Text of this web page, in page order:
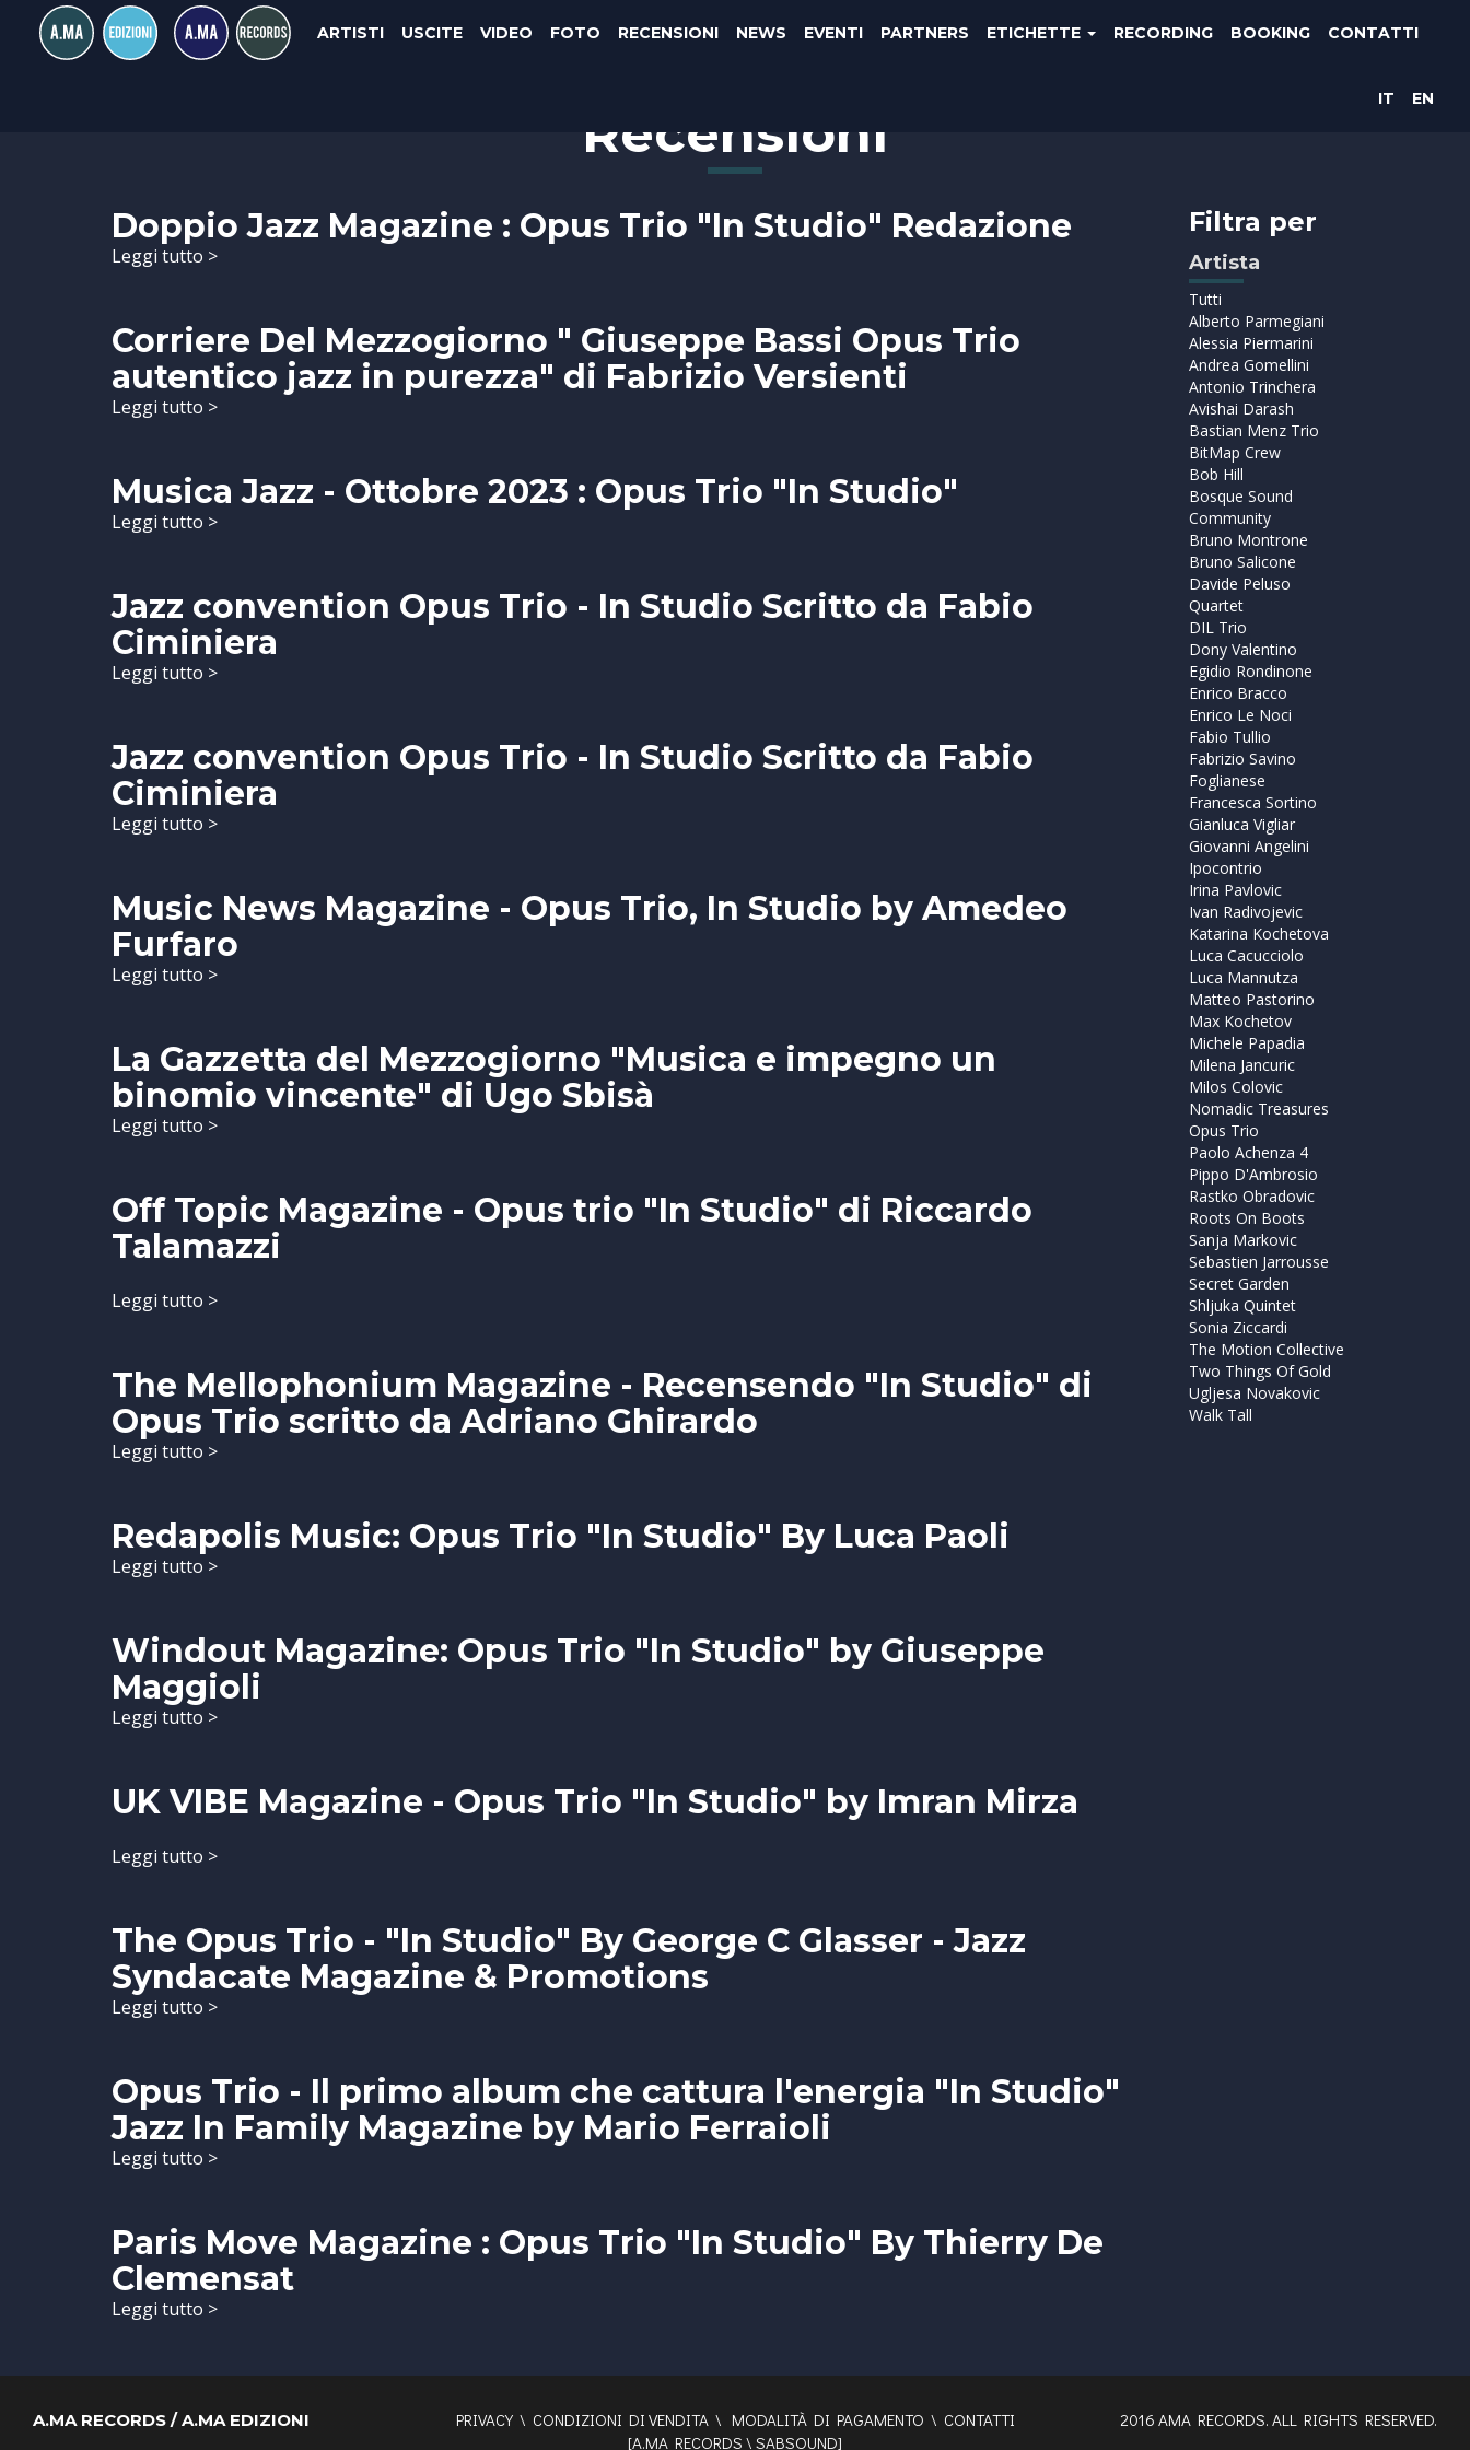
ARTISTI USCITE VIDEO FOTO RECENSIONI NEWS EVENTI PARTNERS ETICHETTE RECORDING BOOKING CONTATTI
IT EN
Recensioni
Doppio Jazz Magazine : Opus Trio "In Studio" Redazione
Leggi tutto >
Corriere Del Mezzogiorno " Giuseppe Bassi Opus Trio
autentico jazz in purezza" di Fabrizio Versienti
Leggi tutto >
Musica Jazz - Ottobre 2023 : Opus Trio "In Studio"
Leggi tutto >
Jazz convention Opus Trio - In Studio Scritto da Fabio
Ciminiera
Leggi tutto >
Jazz convention Opus Trio - In Studio Scritto da Fabio
Ciminiera
Leggi tutto >
Music News Magazine - Opus Trio, In Studio by Amedeo
Furfaro
Leggi tutto >
La Gazzetta del Mezzogiorno "Musica e impegno un
binomio vincente" di Ugo Sbisà
Leggi tutto >
Off Topic Magazine - Opus trio "In Studio" di Riccardo
Talamazzi
Leggi tutto >
The Mellophonium Magazine - Recensendo "In Studio" di
Opus Trio scritto da Adriano Ghirardo
Leggi tutto >
Redapolis Music: Opus Trio "In Studio" By Luca Paoli
Leggi tutto >
Windout Magazine: Opus Trio "In Studio" by Giuseppe
Maggioli
Leggi tutto >
UK VIBE Magazine - Opus Trio "In Studio" by Imran Mirza
Leggi tutto >
The Opus Trio - "In Studio" By George C Glasser - Jazz
Syndacate Magazine & Promotions
Leggi tutto >
Opus Trio - Il primo album che cattura l'energia "In Studio"
Jazz In Family Magazine by Mario Ferraioli
Leggi tutto >
Paris Move Magazine : Opus Trio "In Studio" By Thierry De
Clemensat
Leggi tutto >
Filtra per
Artista
Tutti
Alberto Parmegiani
Alessia Piermarini
Andrea Gomellini
Antonio Trinchera
Avishai Darash
Bastian Menz Trio
BitMap Crew
Bob Hill
Bosque Sound
Community
Bruno Montrone
Bruno Salicone
Davide Peluso
Quartet
DIL Trio
Dony Valentino
Egidio Rondinone
Enrico Bracco
Enrico Le Noci
Fabio Tullio
Fabrizio Savino
Foglianese
Francesca Sortino
Gianluca Vigliar
Giovanni Angelini
Ipocontrio
Irina Pavlovic
Ivan Radivojevic
Katarina Kochetova
Luca Cacucciolo
Luca Mannutza
Matteo Pastorino
Max Kochetov
Michele Papadia
Milena Jancuric
Milos Colovic
Nomadic Treasures
Opus Trio
Paolo Achenza 4
Pippo D'Ambrosio
Rastko Obradovic
Roots On Boots
Sanja Markovic
Sebastien Jarrousse
Secret Garden
Shljuka Quintet
Sonia Ziccardi
The Motion Collective
Two Things Of Gold
Ugljesa Novakovic
Walk Tall
A.MA RECORDS / A.MA EDIZIONI PRIVACY\ CONDIZIONI DI VENDITA\ MODALITÀ DI PAGAMENTO \ CONTATTI
[A.MA RECORDS \ SABSOUND]
2016 AMA RECORDS. ALL RIGHTS RESERVED.